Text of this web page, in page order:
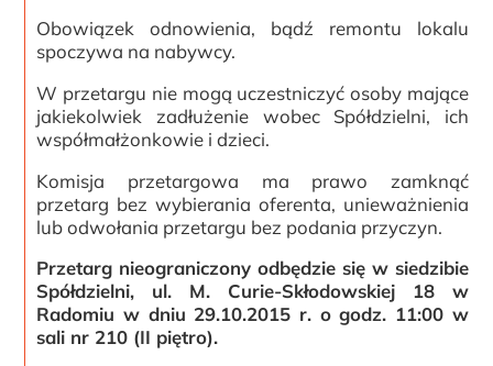
Obowiązek odnowienia, bądź remontu lokalu
spoczywa na nabywcy.
W przetargu nie mogą uczestniczyć osoby mające
jakiekolwiek zadłużenie wobec Spółdzielni, ich
współmałżonkowie i dzieci.
Komisja przetargowa ma prawo zamknąć
przetarg bez wybierania oferenta, unieważnienia
lub odwołania przetargu bez podania przyczyn.
Przetarg nieograniczony odbędzie się w siedzibie
Spółdzielni, ul. M. Curie-Skłodowskiej 18 w
Radomiu w dniu 29.10.2015 r. o godz. 11:00 w
sali nr 210 (II piętro).